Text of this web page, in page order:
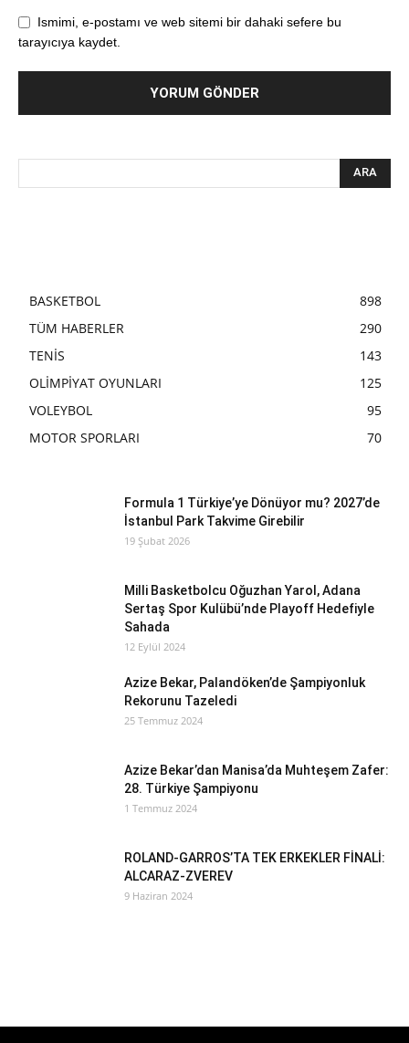
Ismimi, e-postamı ve web sitemi bir dahaki sefere bu
tarayıcıya kaydet.
BASKETBOL
898
TÜM HABERLER
290
TENİS
143
OLİMPİYAT OYUNLARI
125
VOLEYBOL
95
MOTOR SPORLARI
70
Formula 1 Türkiye’ye Dönüyor mu? 2027’de
İstanbul Park Takvime Girebilir
19 Şubat 2026
Milli Basketbolcu Oğuzhan Yarol, Adana
Sertaş Spor Kulübü’nde Playoff Hedefiyle
Sahada
12 Eylül 2024
Azize Bekar, Palandöken’de Şampiyonluk
Rekorunu Tazeledi
25 Temmuz 2024
Azize Bekar’dan Manisa’da Muhteşem Zafer:
28. Türkiye Şampiyonu
1 Temmuz 2024
ROLAND-GARROS’TA TEK ERKEKLER FİNALİ:
ALCARAZ-ZVEREV
9 Haziran 2024